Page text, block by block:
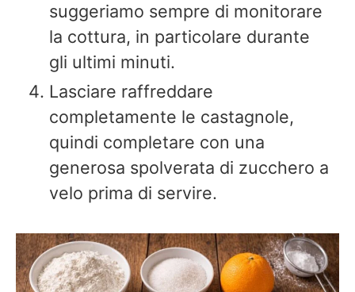
suggeriamo sempre di monitorare
la cottura, in particolare durante
gli ultimi minuti.
Lasciare raffreddare
completamente le castagnole,
quindi completare con una
generosa spolverata di zucchero a
velo prima di servire.